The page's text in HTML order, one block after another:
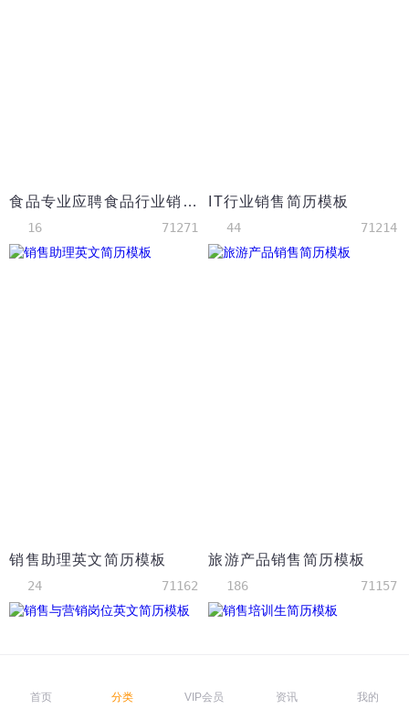
食品专业应聘食品行业销售岗位个人简历模板
16 71271
IT行业销售简历模板
44 71214
销售助理英文简历模板
24 71162
旅游产品销售简历模板
186 71157
首页 分类 VIP会员 资讯 我的